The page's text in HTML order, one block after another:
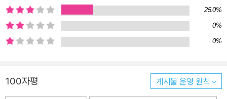
25.0%
0%
0%
100자평 게시물 운영 원칙